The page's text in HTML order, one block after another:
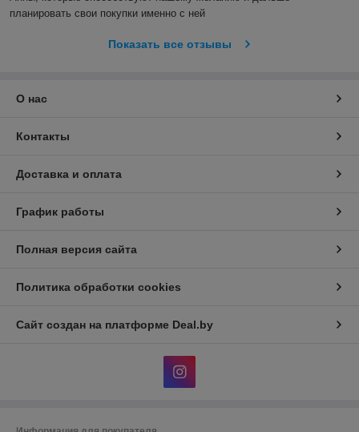
планировать свои покупки именно с ней
Показать все отзывы
О нас
Контакты
Доставка и оплата
График работы
Полная версия сайта
Политика обработки cookies
Сайт создан на платформе Deal.by